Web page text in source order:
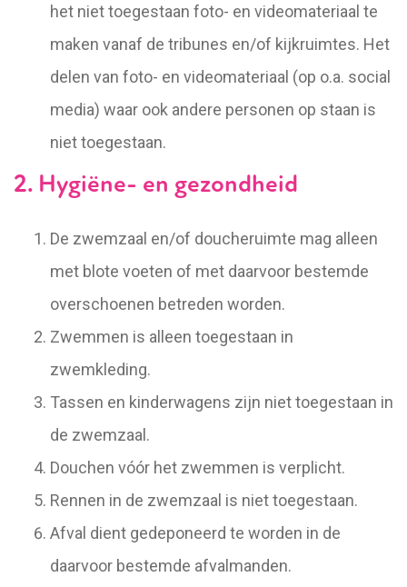
het niet toegestaan foto- en videomateriaal te
maken vanaf de tribunes en/of kijkruimtes. Het
delen van foto- en videomateriaal (op o.a. social
media) waar ook andere personen op staan is
niet toegestaan.
2. Hygiëne- en gezondheid
De zwemzaal en/of doucheruimte mag alleen
met blote voeten of met daarvoor bestemde
overschoenen betreden worden.
Zwemmen is alleen toegestaan in
zwemkleding.
Tassen en kinderwagens zijn niet toegestaan in
de zwemzaal.
Douchen vóór het zwemmen is verplicht.
Rennen in de zwemzaal is niet toegestaan.
Afval dient gedeponeerd te worden in de
daarvoor bestemde afvalmanden.